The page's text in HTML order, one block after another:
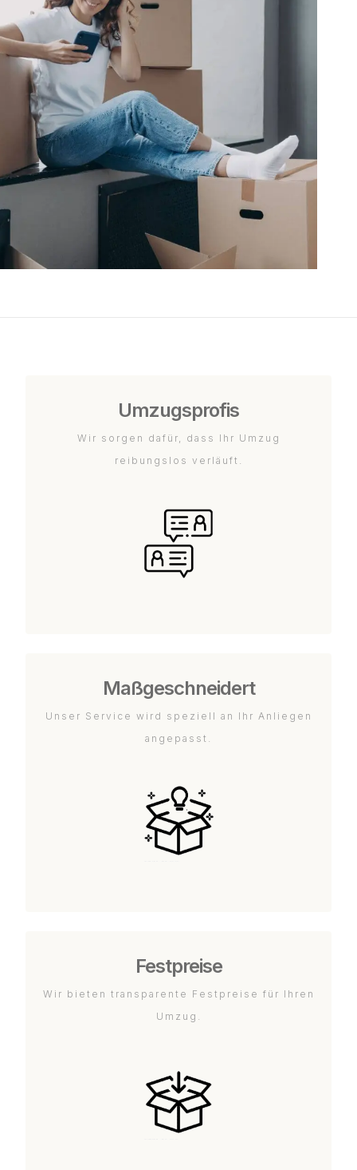
Umzugsprofis
Wir sorgen dafür, dass Ihr Umzug
reibungslos verläuft.
Maßgeschneidert
Unser Service wird speziell an Ihr Anliegen
angepasst.
Festpreise
Wir bieten transparente Festpreise für Ihren
Umzug.